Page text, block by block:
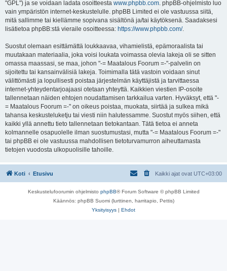
"GPL") ja se voidaan ladata osoitteesta www.phpbb.com. phpBB-ohjelmisto luo
vain ympäristön internet-keskustelulle. phpBB Limited ei ole vastuussa siitä,
mitä sallimme tai kiellämme sopivana sisältönä ja/tai käytöksenä. Saadaksesi
lisätietoa phpBB:stä vieraile osoitteessa: https://www.phpbb.com/.
Suostut olemaan esittämättä loukkaavaa, vihamielistä, epämoraalista tai
muutakaan materiaalia, joka voisi loukata voimassa olevia lakeja oli se sitten
omassa maassasi, se maa, johon "-= Maatalous Foorum =-"-palvelin on
sijoitettu tai kansainvälisiä lakeja. Toimimalla tätä vastoin voidaan sinut
välittömästi ja lopullisesti poistaa järjestelmän käyttäjistä ja tarvittaessa
internet-yhteydentarjoajaasi otetaan yhteyttä. Kaikkien viestien IP-osoite
tallennetaan näiden ehtojen noudattamisen tarkkailua varten. Hyväksyt, että "-
= Maatalous Foorum =-" on oikeus poistaa, muokata, siirtää ja sulkea mikä
tahansa keskusteluketju tai viesti niin halutessamme. Suostut myös siihen, että
kaikki yllä annettu tieto tallennetaan tietokantaan. Tätä tietoa ei anneta
kolmannelle osapuolelle ilman suostumustasi, mutta "-= Maatalous Foorum =-"
tai phpBB ei ole vastuussa mahdollisen tietoturvamurron aiheuttamasta
tietojen vuodosta ulkopuolisille tahoille.
Koti Etusivu Kaikki ajat ovat UTC+03:00
Keskustelufoorumin ohjelmisto phpBB® Forum Software © phpBB Limited
Käännös: phpBB Suomi (lurttinen, harritapio, Pettis)
Yksityisyys | Ehdot